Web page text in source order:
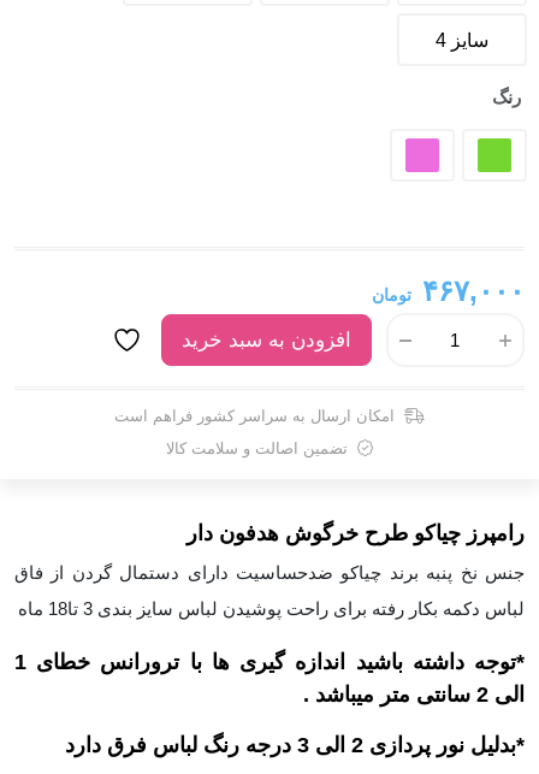
سایز 4
رنگ
۴۶۷,۰۰۰ تومان
افزودن به سبد خرید
امکان ارسال به سراسر کشور فراهم است
تضمین اصالت و سلامت کالا
رامپرز چیاکو طرح خرگوش هدفون دار
جنس نخ پنبه برند چیاکو ضدحساسیت دارای دستمال گردن از فاق
لباس دکمه بکار رفته برای راحت پوشیدن لباس سایز بندی 3 تا18 ماه
*توجه داشته باشید اندازه گیری ها با ترورانس خطای 1
الی 2 سانتی متر میباشد .
*بدلیل نور پردازی 2 الی 3 درجه رنگ لباس فرق دارد